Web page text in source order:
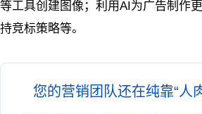
等工具创建图像；利用AI为广告制作
持竞标策略等。
您的营销团队还在纯靠“人